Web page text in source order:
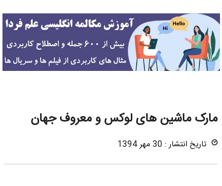
مارک ماشین های لوکس و معروف جهان
تاریخ انتشار : 30 مهر 1394